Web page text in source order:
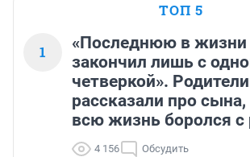
ТОП 5
1
«Последнюю в жизни
закончил лишь с
четверкой». Родители
рассказали про
всю жизнь боролся с
4 156 Обсудить